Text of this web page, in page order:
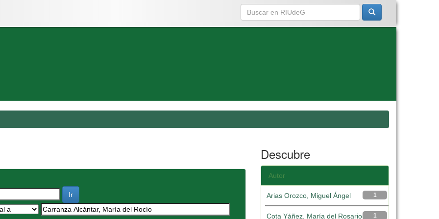
Descubre
Autor
1
Arias Orozco, Miguel Ángel
1
Cota Yáñez, María del Rosario